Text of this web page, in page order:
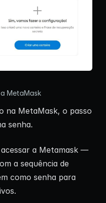
MetaMask
na MetaMask, o passo
senha.
acessar a Metamask —
a sequência de
como senha para